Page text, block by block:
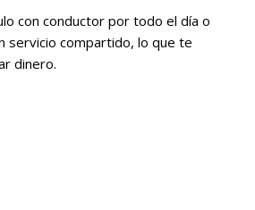
con conductor por todo el día o
servicio compartido, lo que te
dinero.